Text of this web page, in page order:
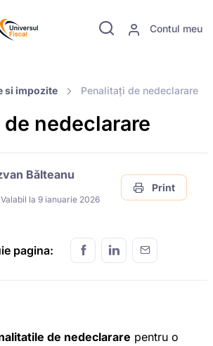
Contul meu
si impozite Penalitați de nedeclarare
nedeclarare
Bălteanu
Valabil la 9 ianuarie 2026
Print
pagina:
de nedeclarare pentru o